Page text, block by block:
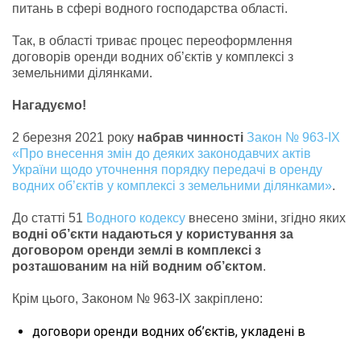
питань в сфері водного господарства області.
Так, в області триває процес переоформлення
договорів оренди водних об’єктів у комплексі з
земельними ділянками.
Нагадуємо!
2 березня 2021 року набрав чинності Закон № 963-IX
«Про внесення змін до деяких законодавчих актів
України щодо уточнення порядку передачі в оренду
водних об’єктів у комплексі з земельними ділянками».
До статті 51 Водного кодексу внесено зміни, згідно яких
водні об’єкти надаються у користування за
договором оренди землі в комплексі з
розташованим на ній водним об’єктом.
Крім цього, Законом № 963-IX закріплено:
договори оренди водних об’єктів, укладені в